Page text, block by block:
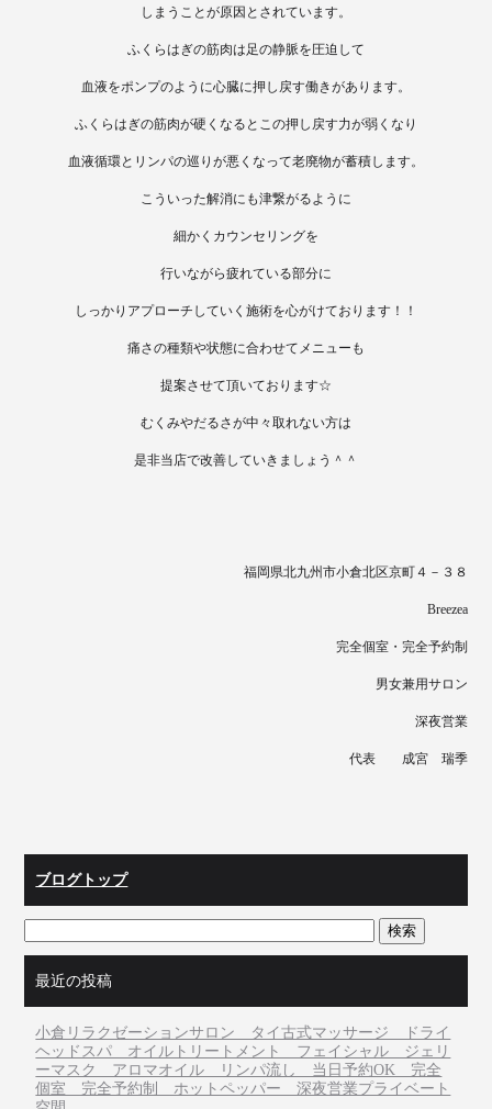
しまうことが原因とされています。
ふくらはぎの筋肉は足の静脈を圧迫して
血液をポンプのように心臓に押し戻す働きがあります。
ふくらはぎの筋肉が硬くなるとこの押し戻す力が弱くなり
血液循環とリンパの巡りが悪くなって老廃物が蓄積します。
こういった解消にも津繋がるように
細かくカウンセリングを
行いながら疲れている部分に
しっかりアプローチしていく施術を心がけております！！
痛さの種類や状態に合わせてメニューも
提案させて頂いております☆
むくみやだるさが中々取れない方は
是非当店で改善していきましょう＾＾
福岡県北九州市小倉北区京町４－３８
Breezea
完全個室・完全予約制
男女兼用サロン
深夜営業
代表 成宮 瑞季
ブログトップ
最近の投稿
小倉リラクゼーションサロン タイ古式マッサージ ドライ
ヘッドスパ オイルトリートメント フェイシャル ジェリ
ーマスク アロマオイル リンパ流し 当日予約OK 完全
個室 完全予約制 ホットペッパー 深夜営業プライベート